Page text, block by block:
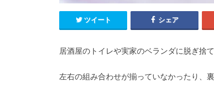
ツイート シェア
居酒屋のトイレや実家のベランダに脱ぎ捨
左右の組み合わせが揃っていなかったり、